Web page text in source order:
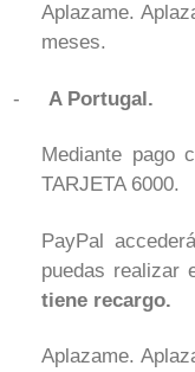
Aplazame.
meses.
- A Portugal.
Mediante pago
TARJETA 6000.
PayPal
puedas realizar
tiene recargo.
Aplazame.